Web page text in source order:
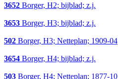
3652 Borger, H2; bijblad; z.j.
3653 Borger, H3; bijblad; z.j.
502 Borger, H3; Netteplan; 1909-04
3654 Borger, H4; bijblad; z.j.
503 Borger, H4; Netteplan; 1877-10